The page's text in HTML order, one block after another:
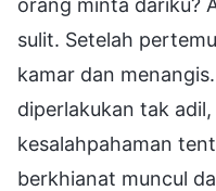
sulit. Setelah
kamar dan
diperlakukan tak
kesalahpahaman
berkhianat muncul